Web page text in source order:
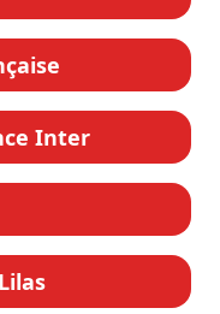
Inter